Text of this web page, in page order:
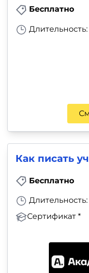
Бесплатно
Длительность:
Как писать
Бесплатно
Длительность:
Сертификат *